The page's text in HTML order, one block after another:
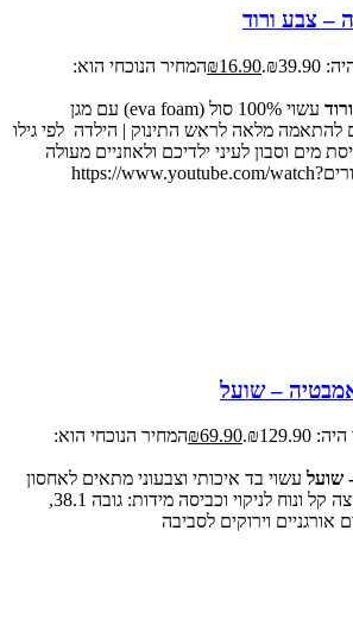
– צבע ורוד
₪16.90
המחיר הנוכחי הוא:
עשוי 100% סול (eva foam) עם מגן
להתאמה מלאה לראש התינוק | הילדה לפי גילו
מים וסבון לעיני ילדיכם ולאוזניים מעולה
ומומלץ אחרי ניתוח כפתוריםhttps://www.youtube.com/watch?
– שועל
₪69.90
המחיר הנוכחי הוא:
שועל עשוי בד איכותי וצבעוני מתאים לאחסון
צעצועי אמבטיה וכלי רחצה קל ונוח לניקוי וכביסה מידות: גובה 38.1,